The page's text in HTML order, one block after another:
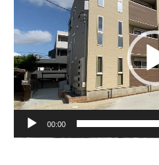
ヤ
ー
00:00